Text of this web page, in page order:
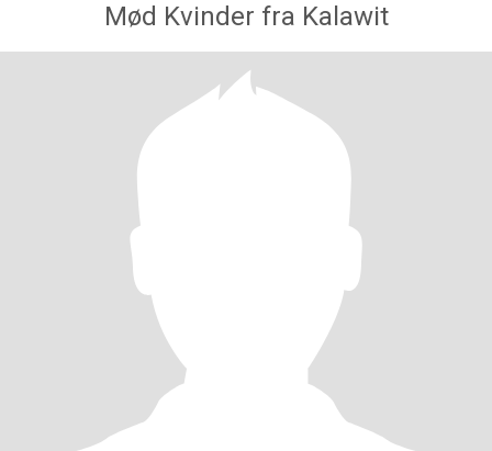
Mød Kvinder fra Kalawit